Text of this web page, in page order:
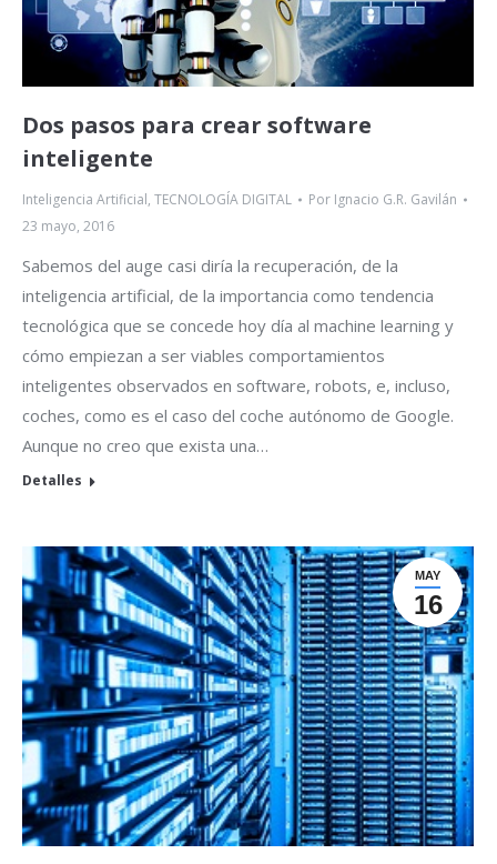
Dos pasos para crear software
inteligente
Inteligencia Artificial, TECNOLOGÍA DIGITAL Por Ignacio G.R. Gavilán
23 mayo, 2016
Sabemos del auge casi diría la recuperación, de la
inteligencia artificial, de la importancia como tendencia
tecnológica que se concede hoy día al machine learning y
cómo empiezan a ser viables comportamientos
inteligentes observados en software, robots, e, incluso,
coches, como es el caso del coche autónomo de Google.
Aunque no creo que exista una…
Detalles
MAY
16